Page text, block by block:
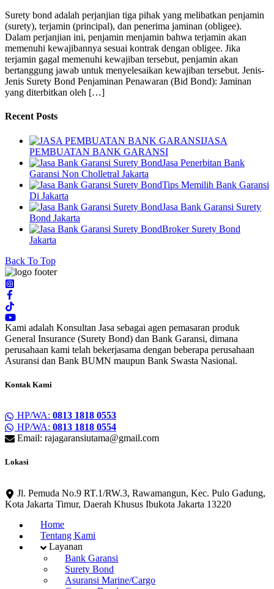
Surety bond adalah perjanjian tiga pihak yang melibatkan penjamin
(surety), terjamin (principal), dan penerima jaminan (obligee).
Dalam perjanjian ini, penjamin menjamin bahwa terjamin akan
memenuhi kewajibannya sesuai kontrak dengan obligee. Jika
terjamin gagal memenuhi kewajiban tersebut, penjamin akan
bertanggung jawab untuk menyelesaikan kewajiban tersebut. Jenis-
Jenis Surety Bond Penjaminan Penawaran (Bid Bond): Jaminan
yang diterbitkan oleh […]
Recent Posts
JASA
PEMBUATAN BANK GARANSI
Jasa Penerbitan Bank
Garansi Non Cholletral Jakarta
Tips Memilih Bank Garansi
Di Jakarta
Jasa Bank Garansi Surety
Bond Jakarta
Broker Surety Bond
Jakarta
Back To Top
Kami adalah Konsultan Jasa sebagai agen pemasaran produk
General Insurance (Surety Bond) dan Bank Garansi, dimana
perusahaan kami telah bekerjasama dengan beberapa perusahaan
Asuransi dan Bank BUMN maupun Bank Swasta Nasional.
Kontak Kami
HP/WA: 0813 1818 0553
HP/WA: 0813 1818 0554
Email: rajagaransiutama@gmail.com
Lokasi
Jl. Pemuda No.9 RT.1/RW.3, Rawamangun, Kec. Pulo Gadung,
Kota Jakarta Timur, Daerah Khusus Ibukota Jakarta 13220
Home
Tentang Kami
Layanan
Bank Garansi
Surety Bond
Asuransi Marine/Cargo